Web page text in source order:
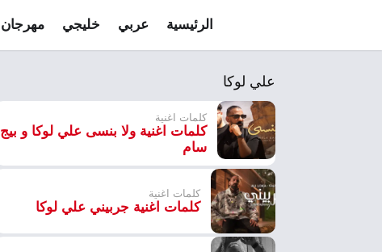
الرئيسية عربي خليجي مهرجان
علي لوكا
كلمات اغنية
كلمات اغنية ولا بنسى علي لوكا و بيج
سام
كلمات اغنية
كلمات اغنية جربيني علي لوكا